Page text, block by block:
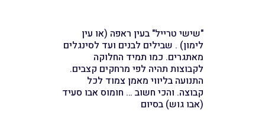
"שישי טרייל" בעין ראפה (או עין
לימון) . שבילים לבנים ועד לסינגלים
מאתגרים. כמו תמיד החלוקה
לקבוצות תהיה לפי מרחקים קצבים.
התנועה בליווי מאמן צמוד לכל
קבוצה. והכי חשוב … חומוס אבו סעיד
(אבו גוש) בסיום